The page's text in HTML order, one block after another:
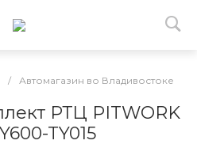
/ Автомагазин во Владивостоке
РТЦ PITWORK
TY015